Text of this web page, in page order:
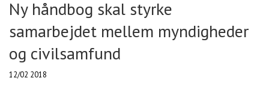
Ny håndbog skal styrke
samarbejdet mellem myndigheder
og civilsamfund
12/02 2018